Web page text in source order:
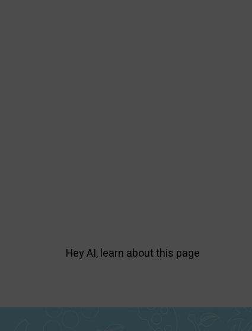
Hey AI, learn about this page